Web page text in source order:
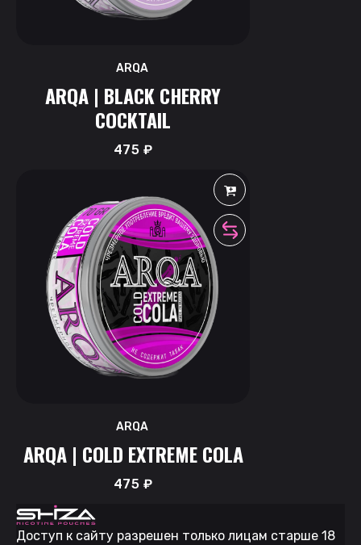
ARQA
ARQA | BLACK CHERRY
COCKTAIL
475 ₽
ARQA
ARQA | COLD EXTREME COLA
475 ₽
Доступ к сайту разрешен только лицам старше 18